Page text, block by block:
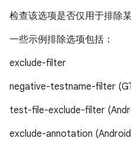
检查该选项是否仅用于排除某
一些示例排除选项包括：
exclude-filter
negative-testname-filter
test-file-exclude-filter
exclude-annotation